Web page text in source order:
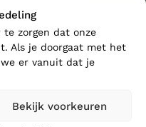
te zorgen dat onze
Als je doorgaat met het
er vanuit dat je
Bekijk voorkeuren